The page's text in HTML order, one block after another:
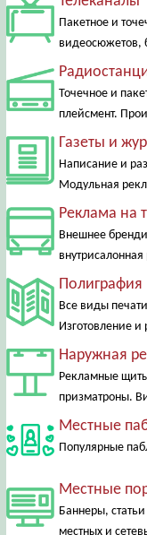
Пакетное и
видеосюжетов,
Точечное и
плейсмент.
Газеты и
Написание и
Модульная
Реклама на
Внешнее
Полиграфия
Все виды
Изготовление
Наружная
Рекламные
призматроны.
Местные
Популярные
Местные
Баннеры,
местных и